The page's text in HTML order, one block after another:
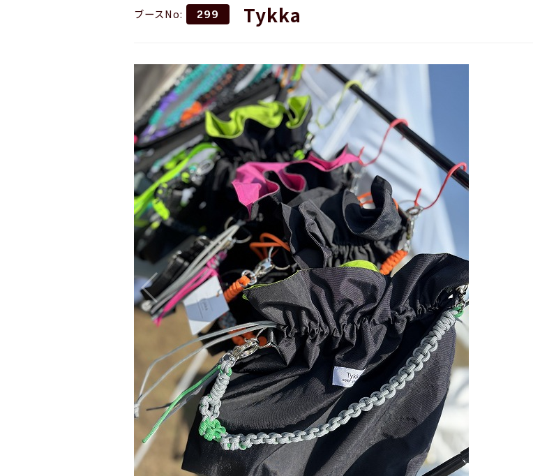
ブースNo: 299 Tykka